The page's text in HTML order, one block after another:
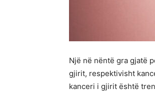
Një në nëntë gra gjatë
gjirit, respektivisht
kanceri i gjirit është